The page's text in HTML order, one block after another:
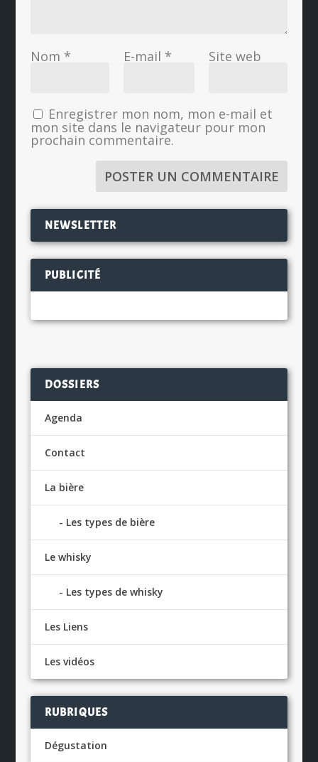
Nom * E-mail * Site web
Enregistrer mon nom, mon e-mail et
mon site dans le navigateur pour mon
prochain commentaire.
NEWSLETTER
PUBLICITÉ
DOSSIERS
Agenda
Contact
La bière
Les types de bière
Le whisky
Les types de whisky
Les Liens
Les vidéos
RUBRIQUES
Dégustation